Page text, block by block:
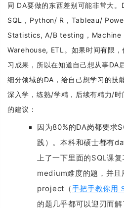
同 DA要做的东西差别可能非常大。
SQL，Python/ R，Tableau/
Statistics, A/B testing，Machine
Warehouse, ETL。 如果时间有限
习成果，所以在知道自己想从事DA
细分领域的DA，给自己想学习的技
深入学，练熟/学精，后续有精力/
的建议：
因为80%的DA岗都要求
践）。本科和硕士都有
上了一下里面的SQL课复
medium难度的题，并且
project （手把手教你用
的题几乎都可以迎刃而解